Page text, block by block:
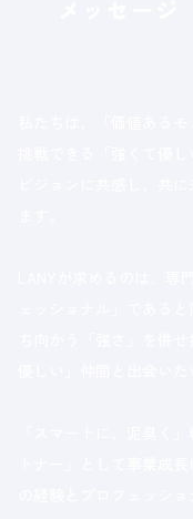
私たちは、「価値ある
挑戦できる「強くて優
ビジョンに共感し、共
LANYが求めるのは、
ェッショナル」である
ち向かう「強さ」を併
優しい」仲間と出会い
「スマートに、泥臭く
トナー」として事業成
の経験とプロフェッシ